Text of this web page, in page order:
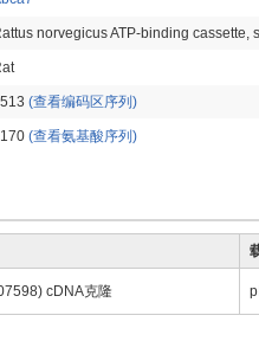
norvegicus ATP-binding cassette,
(查看编码区序列)
(查看氨基酸序列)
cDNA克隆